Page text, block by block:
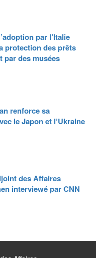
par l’Italie
protection des prêts
par des musées
renforce sa
le Japon et l’Ukraine
des Affaires
interviewé par CNN